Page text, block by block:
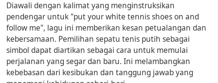
Diawali dengan kalimat yang menginstruksikan
pendengar untuk "put your white tennis shoes on and
follow me", lagu ini memberikan kesan petualangan dan
kebersamaan. Pemilihan sepatu tenis putih sebagai
simbol dapat diartikan sebagai cara untuk memulai
perjalanan yang segar dan baru. Ini melambangkan
kebebasan dari kesibukan dan tanggung jawab yang